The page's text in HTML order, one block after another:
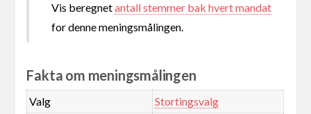
Vis beregnetantall stemmer bak hvert mandat
for denne meningsmålingen.
Fakta om meningsmålingen
Valg
Stortingsvalg